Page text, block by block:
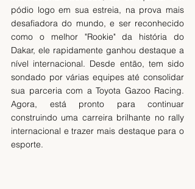
pódio logo em sua estreia, na prova mais
desafiadora do mundo, e ser reconhecido
como o melhor "Rookie" da história do
Dakar, ele rapidamente ganhou destaque a
nível internacional. Desde então, tem sido
sondado por várias equipes até consolidar
sua parceria com a Toyota Gazoo Racing.
Agora, está pronto para continuar
construindo uma carreira brilhante no rally
internacional e trazer mais destaque para o
esporte.